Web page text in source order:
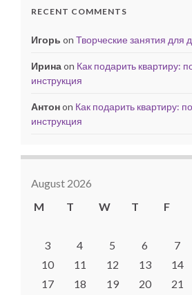
RECENT COMMENTS
Игорь on Творческие занятия для
Иринаon Как подарить квартиру:
инструкция
Антонon Как подарить квартиру:
инструкция
August 2026
M
T W T F
3
4 5 6 7
10
11 12 13 14
17
18 19 20 21